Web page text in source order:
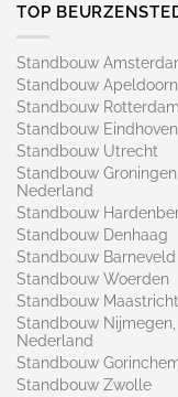
TOP
Standbouw
Standbouw Apeldoorn
Standbouw Rotterdam
Standbouw Eindhoven
Standbouw Utrecht
Standbouw Groningen,
Nederland
Standbouw
Standbouw Denhaag
Standbouw Barneveld
Standbouw Woerden
Standbouw Maastricht
Standbouw Nijmegen,
Nederland
Standbouw
Standbouw Zwolle